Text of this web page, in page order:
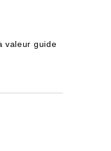
valeur guide